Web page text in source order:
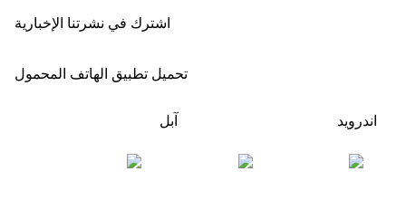
اشترك في نشرتنا الإخبارية
تحميل تطبيق الهاتف المحمول
اندرويد